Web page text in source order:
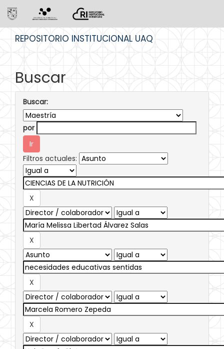
REPOSITORIO INSTITUCIONAL UAQ
Buscar
Buscar:
por
Filtros actuales: